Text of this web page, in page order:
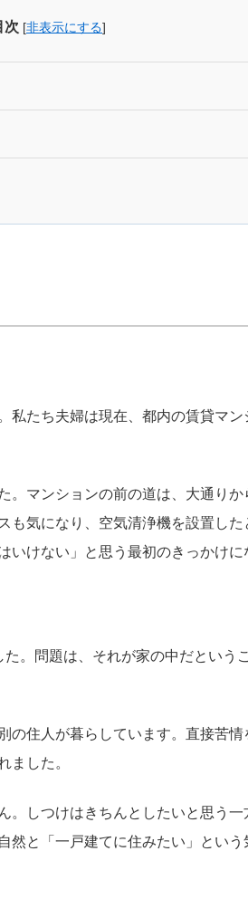
次 [非表示にする]
たち夫婦は現在、都内の賃貸マ
マンションの前の道は、大通り
気になり、空気清浄機を設置し
けない」と思う最初のきっかけに
。問題は、それが家の中だとい
住人が暮らしています。直接苦
ました。
しつけはきちんとしたいと思う
と「一戸建てに住みたい」という